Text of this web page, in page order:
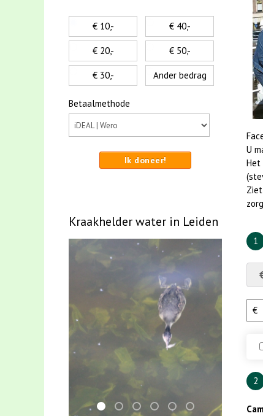
U
Het
1
€
2
€ 10,-
€ 20,-
€ 30,-
€ 40,-
€ 50,-
Ander bedrag
Betaalmethode
Ik doneer!
Kraakhelder water in Leiden
mei2021 watervogelmethode fuut met
mei2021 1 snoekje elly
karper met kattenklimtouw
jun2021 28 brasem en
jun2021 zaklv 5
smoelenboek fifi